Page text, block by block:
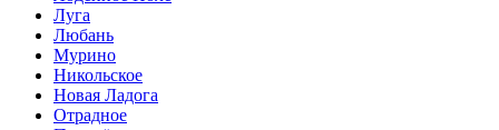
Луга
Любань
Мурино
Никольское
Новая Ладога
Отрадное